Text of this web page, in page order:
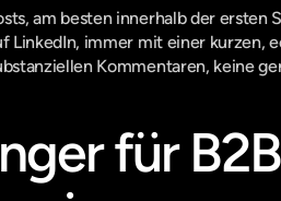
am besten innerhalb der ersten
LinkedIn, immer mit einer kurzen,
Kommentaren, keine
für